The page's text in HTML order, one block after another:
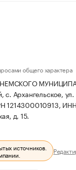
общего характера
Архангельское, ул.
1214300010913,
д. 15.
источников.